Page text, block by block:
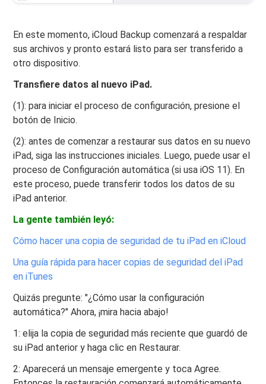
En este momento, iCloud Backup comenzará a respaldar
sus archivos y pronto estará listo para ser transferido a
otro dispositivo.
Transfiere datos al nuevo iPad.
(1): para iniciar el proceso de configuración, presione el
botón de Inicio.
(2): antes de comenzar a restaurar sus datos en su nuevo
iPad, siga las instrucciones iniciales. Luego, puede usar el
proceso de Configuración automática (si usa iOS 11). En
este proceso, puede transferir todos los datos de su
iPad anterior.
La gente también leyó:
Cómo hacer una copia de seguridad de tu iPad en iCloud
Una guía rápida para hacer copias de seguridad del iPad
en iTunes
Quizás pregunte: "¿Cómo usar la configuración
automática?" Ahora, ¡mira hacia abajo!
1: elija la copia de seguridad más reciente que guardó de
su iPad anterior y haga clic en Restaurar.
2: Aparecerá un mensaje emergente y toca Agree.